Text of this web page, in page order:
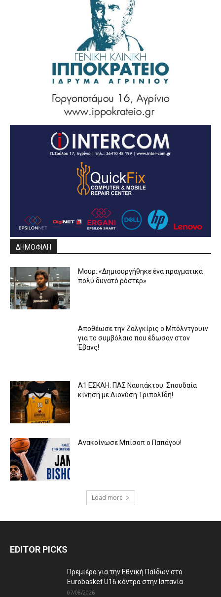
ΔΗΜΟΦΙΛΗ
Μουρ: «Δημιουργήθηκε ένα πραγματικά
πολύ δυνατό ρόστερ»
Aποθέωσε την Ζαλγκίρις ο Μπόλντγουιν
για το συμβόλαιο που έδωσαν στον
Έβανς!
Α1 ΕΣΚΑΗ: ΠΑΣ Ναυπάκτου: Σπουδαία
κίνηση με Διονύση Τριπολίδη!
Aνακοίνωσε Μπίσοπ ο Παπάγου!
Load more
EDITOR PICKS
Πρεμιέρα για την Εθνική Παίδων στο
Eurobasket U16 κόντρα στην Ισπανία
07/08/2026